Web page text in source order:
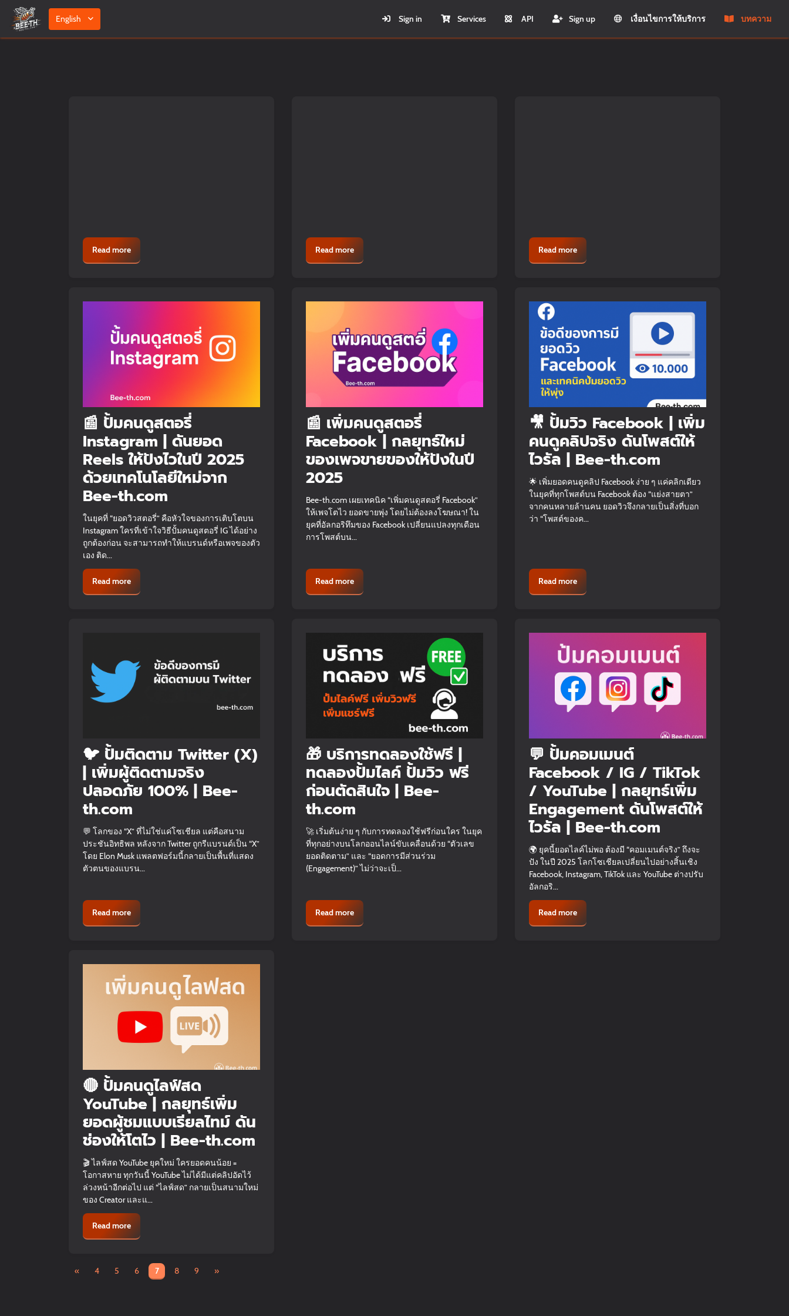
English Sign in Services API Sign up เงื่อนไขการให้บริการ บทความ
Read more Read more Read more
📰 ปั้มคนดูสตอรี่
Instagram | ดันยอด
Reels ให้ปังไวในปี 2025
ด้วยเทคโนโลยีใหม่จาก
Bee-th.com
ในยุคที่ “ยอดวิวสตอรี่” คือหัวใจของการเติบโตบน
Instagram ใครที่เข้าใจวิธีปั้มคนดูสตอรี่ IG ได้อย่าง
ถูกต้องก่อน จะสามารถทำให้แบรนด์หรือเพจของตัว
เอง ติด...
Read more
📰 เพิ่มคนดูสตอรี่
Facebook | กลยุทธ์ใหม่
ของเพจขายของให้ปังในปี
2025
Bee-th.com เผยเทคนิค “เพิ่มคนดูสตอรี่ Facebook”
ให้เพจโตไว ยอดขายพุ่ง โดยไม่ต้องลงโฆษณา! ใน
ยุคที่อัลกอริทึมของ Facebook เปลี่ยนแปลงทุกเดือน
การโพสต์บน...
Read more
🎥 ปั้มวิว Facebook | เพิ่ม
คนดูคลิปจริง ดันโพสต์ให้
ไวรัล | Bee-th.com
🌟 เพิ่มยอดคนดูคลิป Facebook ง่าย ๆ แค่คลิกเดียว
ในยุคที่ทุกโพสต์บน Facebook ต้อง “แย่งสายตา”
จากคนหลายล้านคน ยอดวิวจึงกลายเป็นสิ่งที่บอก
ว่า “โพสต์ของค...
Read more
🐦 ปั้มติดตาม Twitter (X)
| เพิ่มผู้ติดตามจริง
ปลอดภัย 100% | Bee-
th.com
💬 โลกของ “X” ที่ไม่ใช่แค่โซเชียล แต่คือสนาม
ประชันอิทธิพล หลังจาก Twitter ถูกรีแบรนด์เป็น “X”
โดย Elon Musk แพลตฟอร์มนี้กลายเป็นพื้นที่แสดง
ตัวตนของแบรน...
Read more
🎁 บริการทดลองใช้ฟรี |
ทดลองปั้มไลค์ ปั้มวิว ฟรี
ก่อนตัดสินใจ | Bee-
th.com
🚀 เริ่มต้นง่าย ๆ กับการทดลองใช้ฟรีก่อนใคร ในยุค
ที่ทุกอย่างบนโลกออนไลน์ขับเคลื่อนด้วย “ตัวเลข
ยอดติดตาม” และ “ยอดการมีส่วนร่วม
(Engagement)” ไม่ว่าจะเป็...
Read more
💬 ปั้มคอมเมนต์
Facebook / IG / TikTok
/ YouTube | กลยุทธ์เพิ่ม
Engagement ดันโพสต์ให้
ไวรัล | Bee-th.com
🌍 ยุคนี้ยอดไลค์ไม่พอ ต้องมี “คอมเมนต์จริง” ถึงจะ
ปัง ในปี 2025 โลกโซเชียลเปลี่ยนไปอย่างสิ้นเชิง
Facebook, Instagram, TikTok และ YouTube ต่างปรับ
อัลกอริ...
Read more
🔴 ปั้มคนดูไลฟ์สด
YouTube | กลยุทธ์เพิ่ม
ยอดผู้ชมแบบเรียลไทม์ ดัน
ช่องให้โตไว | Bee-th.com
🎬 ไลฟ์สด YouTube ยุคใหม่ ใครยอดคนน้อย =
โอกาสหาย ทุกวันนี้ YouTube ไม่ได้มีแต่คลิปอัดไว้
ล่วงหน้าอีกต่อไป แต่ “ไลฟ์สด” กลายเป็นสนามใหม่
ของ Creator และแ...
Read more
« 4 5 6 7 8 9 »